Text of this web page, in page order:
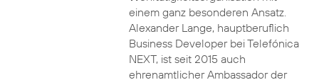
einem ganz besonderen Ansatz.
Alexander Lange, hauptberuflich
Business Developer bei Telefónica
NEXT, ist seit 2015 auch
ehrenamtlicher Ambassador der